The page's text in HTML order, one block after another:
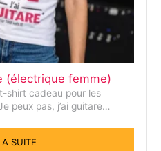
(électrique femme)
shirt cadeau pour les
peux pas, j’ai guitare…
SUITE